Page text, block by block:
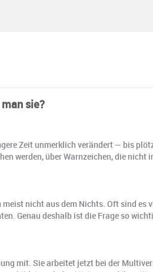
sie?
Zeit unmerklich verändert — bis
werden, über Warnzeichen, die
nicht aus dem Nichts. Oft sind
Genau deshalb ist die Frage so
mit. Sie arbeitet jetzt bei der